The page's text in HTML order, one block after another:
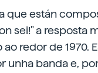
que están
sei!" a resposta
redor de 1970.
unha banda e,